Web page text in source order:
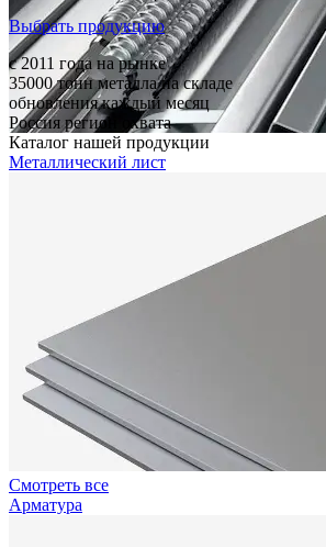
Выбрать продукцию
c 2011 года на рынке
35000 тонн металла на складе
обновления каждый месяц
Россия регион охвата
Каталог нашей продукции
Металлический лист
Смотреть все
Арматура